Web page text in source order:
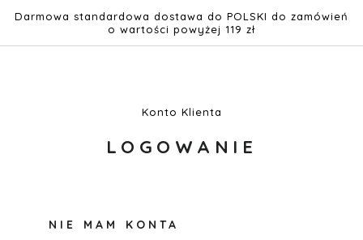
Darmowa standardowa dostawa do POLSKI do zamówień
o wartości powyżej 119 zł
promocje
nas
Konto Klienta
LOGOWANIE
NIE MAM KONTA